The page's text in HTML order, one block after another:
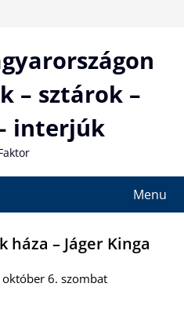
– sztárok –
interjúk
Menu
– Jáger Kinga
6. szombat